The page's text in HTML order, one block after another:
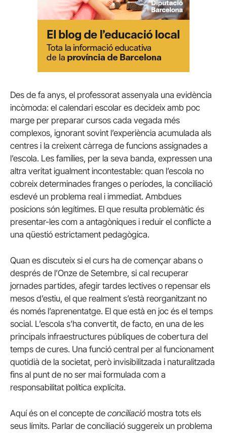
Des de fa anys, el professorat assenyala una evidència
incòmoda: el calendari escolar es decideix amb poc
marge per preparar cursos cada vegada més
complexos, ignorant sovint l’experiència acumulada als
centres i la creixent càrrega de funcions assignades a
l’escola. Les famílies, per la seva banda, expressen una
altra veritat igualment incontestable: quan l’escola no
cobreix determinades franges o períodes, la conciliació
esdevé un problema real i immediat. Ambdues
posicions són legítimes. El que resulta problemàtic és
presentar-les com a antagòniques i reduir el conflicte a
una qüestió estrictament pedagògica.
Quan es discuteix si el curs ha de començar abans o
després de l’Onze de Setembre, si cal recuperar
jornades partides, afegir tardes lectives o repensar els
mesos d’estiu, el que realment s’està reorganitzant no
és només l’aprenentatge. El que està en joc és el temps
social. L’escola s’ha convertit, de facto, en una de les
principals infraestructures públiques de cobertura del
temps de cures. Una funció central per al funcionament
quotidià de la societat, però invisibilitzada i naturalitzada
fins al punt de no ser mai formulada com a
responsabilitat política explícita.
Aquí és on el concepte de conciliació mostra tots els
seus límits. Parlar de conciliació suggereix un problema